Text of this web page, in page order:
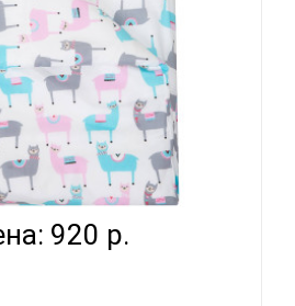
COLLECTION ЛАМЫ -
920 р.